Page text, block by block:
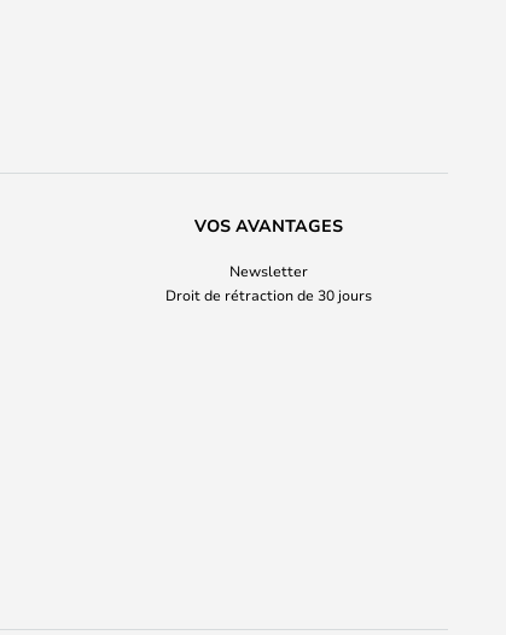
VOS AVANTAGES
Newsletter
Droit de rétraction de 30 jours